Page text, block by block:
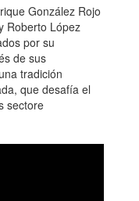
González Rojo
Roberto López
por su
de sus
tradición
que desafía el
sectore